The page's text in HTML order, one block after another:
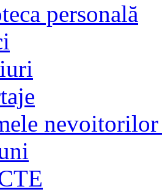
personală
nevoitorilor